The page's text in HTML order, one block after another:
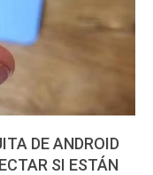
DE ANDROID
SI ESTÁN